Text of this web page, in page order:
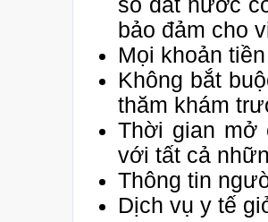
số đất nước
bảo đảm cho
Mọi khoản
Không bắt
thăm khám
Thời gian mở
với tất cả
Thông tin
Dịch vụ y tế